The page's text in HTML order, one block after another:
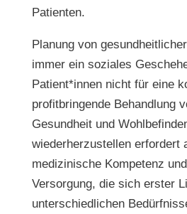
Patienten.
Planung von
immer ein soziales
Patient*innen nicht für eine
profitbringende Behandlung
Gesundheit und
wiederherzustellen erfordert
medizinische Kompetenz
Versorgung, die sich erster
unterschiedlichen